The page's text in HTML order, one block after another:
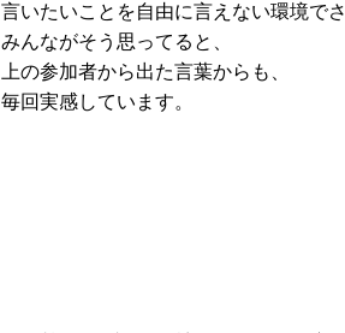
言いたいことを自由に言えない環境で
みんながそう思ってると、
上の参加者から出た言葉からも、
毎回実感しています。